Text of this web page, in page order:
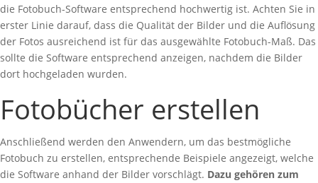
die Fotobuch-Software entsprechend hochwertig ist. Achten Sie in
erster Linie darauf, dass die Qualität der Bilder und die Auflösung
der Fotos ausreichend ist für das ausgewählte Fotobuch-Maß. Das
sollte die Software entsprechend anzeigen, nachdem die Bilder
dort hochgeladen wurden.
Fotobücher erstellen
Anschließend werden den Anwendern, um das bestmögliche
Fotobuch zu erstellen, entsprechende Beispiele angezeigt, welche
die Software anhand der Bilder vorschlägt. Dazu gehören zum